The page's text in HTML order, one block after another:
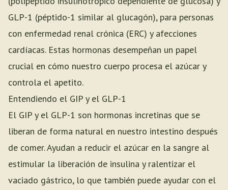
GLP-1 (péptido-1 similar al glucagón), para personas
con enfermedad renal crónica (ERC) y afecciones
cardíacas. Estas hormonas desempeñan un papel
crucial en cómo nuestro cuerpo procesa el azúcar y
controla el apetito.
Entendiendo el GIP y el GLP-1
El GIP y el GLP-1 son hormonas incretinas que se
liberan de forma natural en nuestro intestino después
de comer. Ayudan a reducir el azúcar en la sangre al
estimular la liberación de insulina y ralentizar el
vaciado gástrico, lo que también puede ayudar con el